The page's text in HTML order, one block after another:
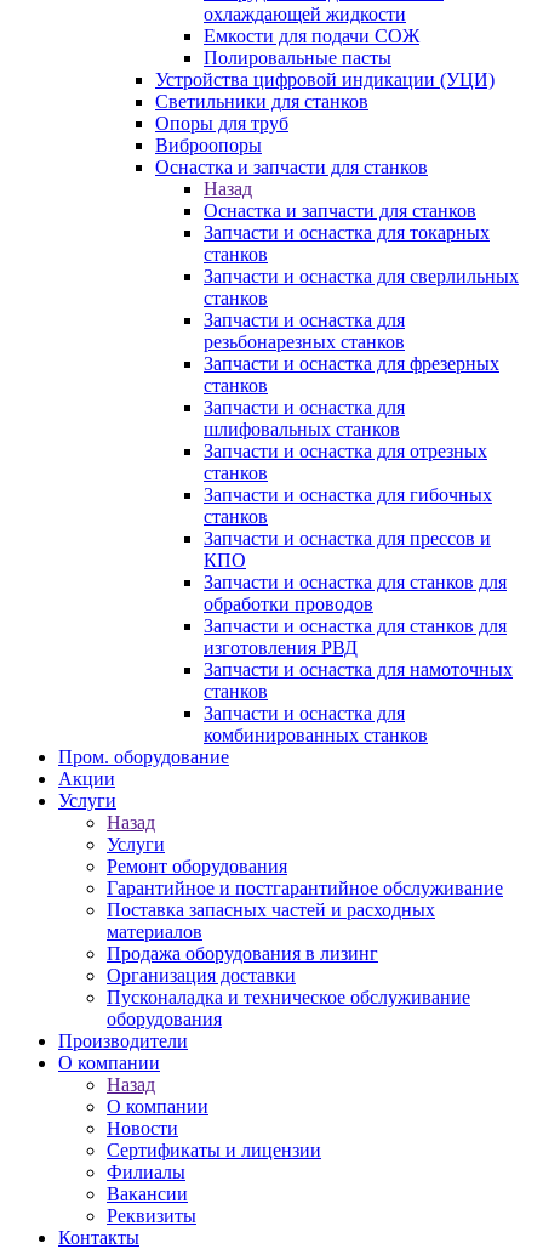
охлаждающей жидкости
Емкости для подачи СОЖ
Полировальные пасты
Устройства цифровой индикации (УЦИ)
Светильники для станков
Опоры для труб
Виброопоры
Оснастка и запчасти для станков
Назад
Оснастка и запчасти для станков
Запчасти и оснастка для токарных
станков
Запчасти и оснастка для сверлильных
станков
Запчасти и оснастка для
резьбонарезных станков
Запчасти и оснастка для фрезерных
станков
Запчасти и оснастка для
шлифовальных станков
Запчасти и оснастка для отрезных
станков
Запчасти и оснастка для гибочных
станков
Запчасти и оснастка для прессов и
КПО
Запчасти и оснастка для станков для
обработки проводов
Запчасти и оснастка для станков для
изготовления РВД
Запчасти и оснастка для намоточных
станков
Запчасти и оснастка для
комбинированных станков
Пром. оборудование
Акции
Услуги
Назад
Услуги
Ремонт оборудования
Гарантийное и постгарантийное обслуживание
Поставка запасных частей и расходных
материалов
Продажа оборудования в лизинг
Организация доставки
Пусконаладка и техническое обслуживание
оборудования
Производители
О компании
Назад
О компании
Новости
Сертификаты и лицензии
Филиалы
Вакансии
Реквизиты
Контакты